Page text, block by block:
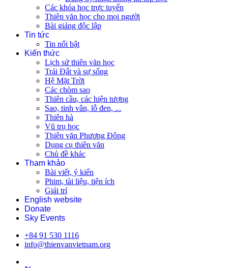
Các khóa học trực tuyến
Thiên văn học cho mọi người
Bài giảng độc lập
Tin tức
Tin nổi bật
Kiến thức
Lịch sử thiên văn học
Trái Đất và sự sống
Hệ Mặt Trời
Các chòm sao
Thiên cầu, các hiện tượng
Sao, tinh vân, lỗ đen, ...
Thiên hà
Vũ trụ học
Thiên văn Phương Đông
Dụng cụ thiên văn
Chủ đề khác
Tham khảo
Bài viết, ý kiến
Phim, tài liệu, tiện ích
Giải trí
English website
Donate
Sky Events
+84 91 530 1116
info@thienvanvietnam.org